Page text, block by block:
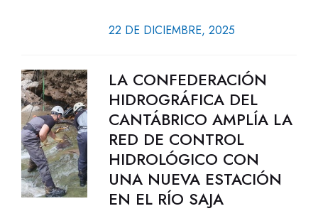
22 DE DICIEMBRE, 2025
LA CONFEDERACIÓN
HIDROGRÁFICA DEL
CANTÁBRICO AMPLÍA LA
RED DE CONTROL
HIDROLÓGICO CON
UNA NUEVA ESTACIÓN
EN EL RÍO SAJA